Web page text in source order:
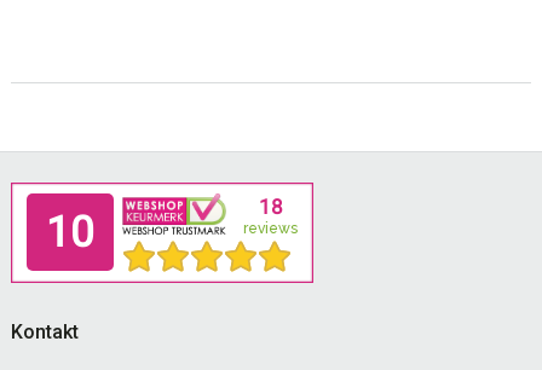
Footer
Kontakt